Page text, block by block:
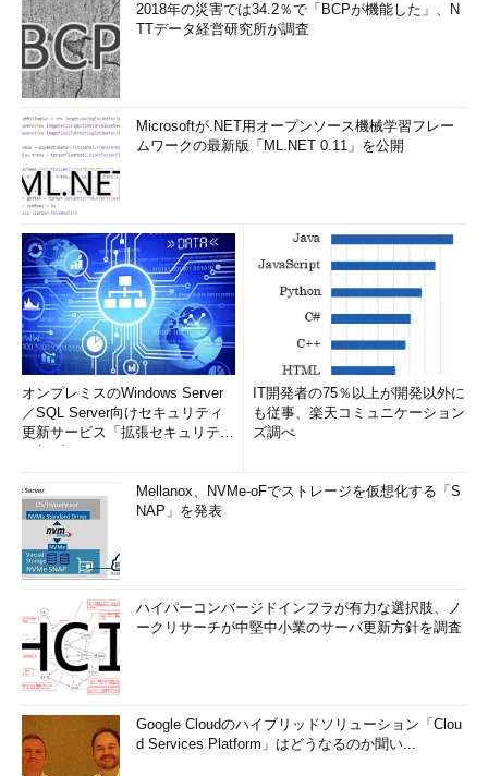
2018年の災害では34.2％で「BCPが機能した」、N
TTデータ経営研究所が調査
Microsoftが.NET用オープンソース機械学習フレー
ムワークの最新版「ML.NET 0.11」を公開
オンプレミスのWindows Server
／SQL Server向けセキュリティ
更新サービス「拡張セキュリティ
IT開発者の75％以上が開発以外に
も従事、楽天コミュニケーション
ズ調べ
Mellanox、NVMe-oFでストレージを仮想化する「S
NAP」を発表
ハイパーコンバージドインフラが有力な選択肢、ノ
ークリサーチが中堅中小業のサーバ更新方針を調査
Google Cloudのハイブリッドソリューション「Clou
d Services Platform」はどうなるのか聞い...